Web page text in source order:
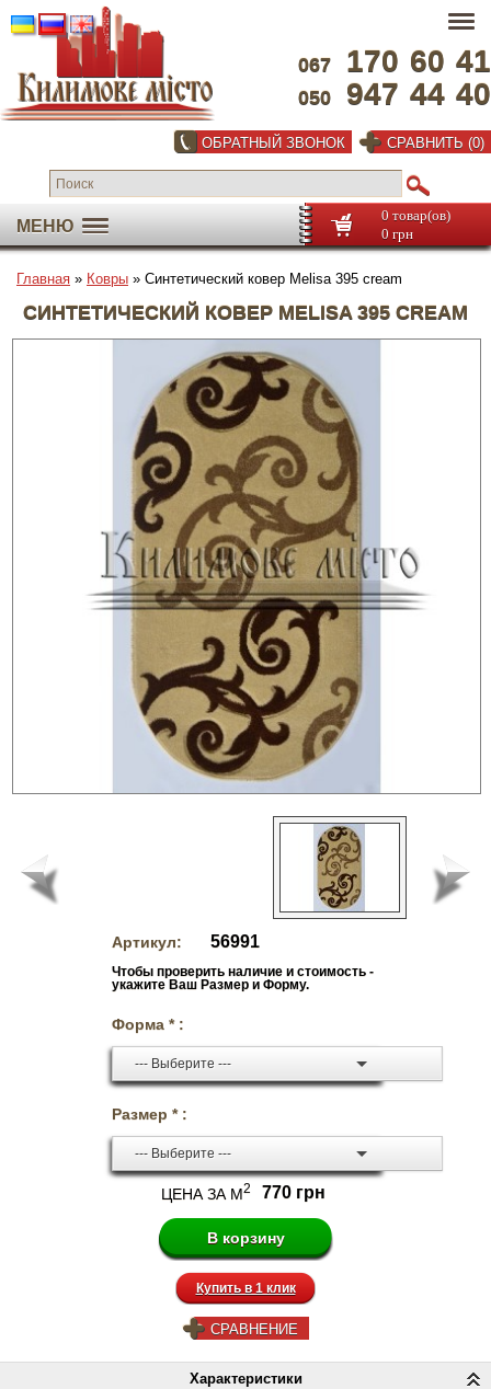
067 170 60 41
050 947 44 40
ОБРАТНЫЙ ЗВОНОК СРАВНИТЬ (0)
МЕНЮ
0 товар(ов)
0 грн
Главная » Ковры » Синтетический ковер Melisa 395 cream
СИНТЕТИЧЕСКИЙ КОВЕР MELISA 395 CREAM
Артикул: 56991
Чтобы проверить наличие и стоимость -
укажите Ваш Размер и Форму.
Форма * :
--- Выберите ---
Размер * :
--- Выберите ---
ЦЕНА ЗА М2 770 грн
Купить в 1 клик
СРАВНЕНИЕ
Характеристики